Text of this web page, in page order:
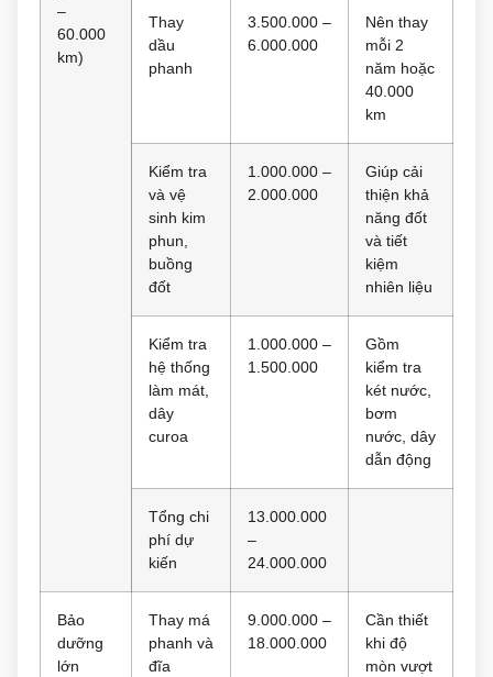
–
60.000
km)
Thay
dầu
phanh
3.500.000 –
6.000.000
Nên thay
mỗi 2
năm hoặc
40.000
km
Kiểm tra
và vệ
sinh kim
phun,
buồng
đốt
1.000.000 –
2.000.000
Giúp cải
thiện khả
năng đốt
và tiết
kiệm
nhiên liệu
Kiểm tra
hệ thống
làm mát,
dây
curoa
1.000.000 –
1.500.000
Gồm
kiểm tra
két nước,
bơm
nước, dây
dẫn động
Tổng chi
phí dự
kiến
13.000.000
–
24.000.000
Bảo
dưỡng
lớn
Thay má
phanh và
đĩa
9.000.000 –
18.000.000
Cần thiết
khi độ
mòn vượt